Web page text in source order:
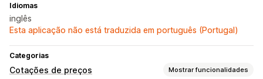
Idiomas
inglês
Esta aplicação não está traduzida em português (Portugal)
Categorias
Cotações de preços Mostrar funcionalidades